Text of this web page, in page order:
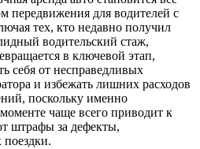
передвижения для водителей с
тех, кто недавно получил
водительский стаж,
в ключевой этап,
себя от несправедливых
и избежать лишних расходов
поскольку именно
чаще всего приводит к
штрафы за дефекты,
поездки.